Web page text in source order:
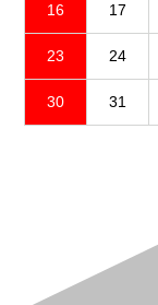
16 17
23 24
30 31